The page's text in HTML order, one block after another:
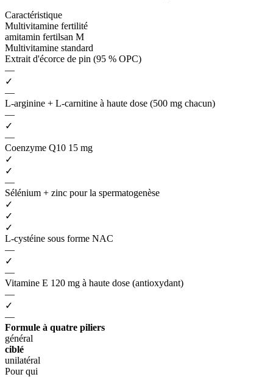
Caractéristique
Multivitamine fertilité
amitamin fertilsan M
Multivitamine standard
Extrait d'écorce de pin (95 % OPC)
—
✓
—
L-arginine + L-carnitine à haute dose (500 mg chacun)
—
✓
—
Coenzyme Q10 15 mg
✓
✓
—
Sélénium + zinc pour la spermatogenèse
✓
✓
✓
L-cystéine sous forme NAC
—
✓
—
Vitamine E 120 mg à haute dose (antioxydant)
—
✓
—
Formule à quatre piliers
général
ciblé
unilatéral
Pour qui